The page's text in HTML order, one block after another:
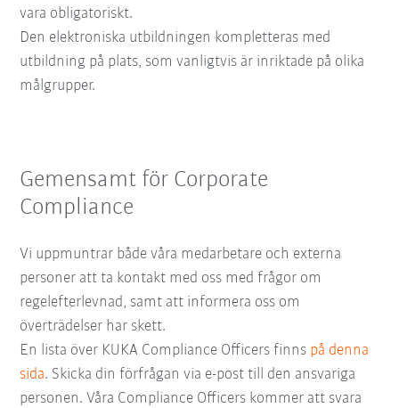
vara obligatoriskt.
Den elektroniska utbildningen kompletteras med
utbildning på plats, som vanligtvis är inriktade på olika
målgrupper.
Gemensamt för Corporate
Compliance
Vi uppmuntrar både våra medarbetare och externa
personer att ta kontakt med oss med frågor om
regelefterlevnad, samt att informera oss om
överträdelser har skett.
En lista över KUKA Compliance Officers finns på denna
sida. Skicka din förfrågan via e-post till den ansvariga
personen. Våra Compliance Officers kommer att svara